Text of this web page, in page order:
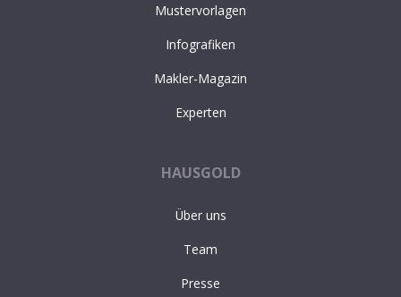
Mustervorlagen
Infografiken
Makler-Magazin
Experten
HAUSGOLD
Über uns
Team
Presse